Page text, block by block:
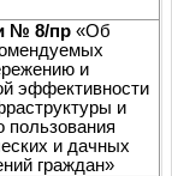
№ 8/пр «Об
и
эффективности
и
пользования
и дачных
граждан»